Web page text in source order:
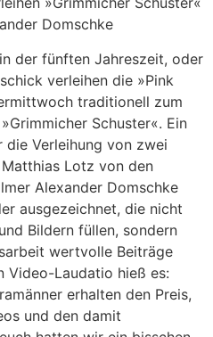
Domschke
der fünften Jahreszeit, oder
verleihen die »Pink
traditionell zum
Schuster«. Ein
die Verleihung von zwei
Lotz von den
Alexander Domschke
ausgezeichnet, die nicht
Bildern füllen, sondern
wertvolle Beiträge
Video-Laudatio hieß es:
erhalten den Preis,
und den damit